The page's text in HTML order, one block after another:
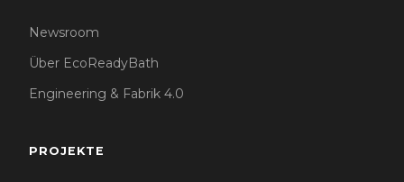
Newsroom
Über EcoReadyBath
Engineering & Fabrik 4.0
PROJEKTE